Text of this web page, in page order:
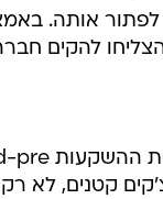
לפתור אותה.
להקים